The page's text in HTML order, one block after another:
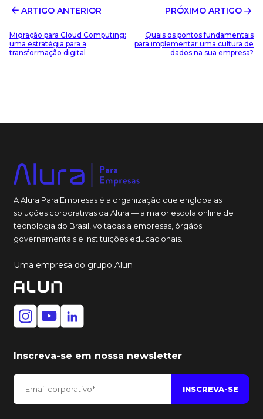
ARTIGO ANTERIOR
Migração para Cloud Computing:
uma estratégia para a
transformação digital
PRÓXIMO ARTIGO
Quais os pontos fundamentais
para implementar uma cultura de
dados na sua empresa?
A Alura Para Empresas é a organização que engloba as
soluções corporativas da Alura — a maior escola online de
tecnologia do Brasil, voltadas a empresas, órgãos
governamentais e instituições educacionais.
Uma empresa do grupo Alun
Inscreva-se em nossa newsletter